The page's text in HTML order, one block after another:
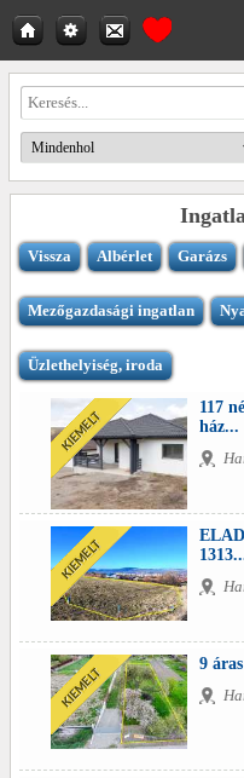
Vissza Albérlet Garázs
Mezőgazdasági ingatlan
Üzlethelyiség, iroda
117
ház...
9